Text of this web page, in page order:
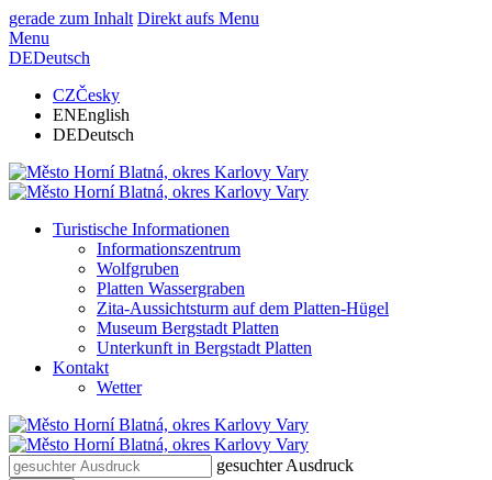
gerade zum Inhalt Direkt aufs Menu
Menu
DEDeutsch
CZČesky
ENEnglish
DEDeutsch
Turistische Informationen
Informationszentrum
Wolfgruben
Platten Wassergraben
Zita-Aussichtsturm auf dem Platten-Hügel
Museum Bergstadt Platten
Unterkunft in Bergstadt Platten
Kontakt
Wetter
gesuchter Ausdruck